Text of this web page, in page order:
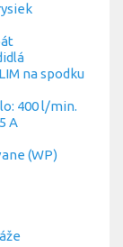
na spodku
400 l/min.
A
(WP)